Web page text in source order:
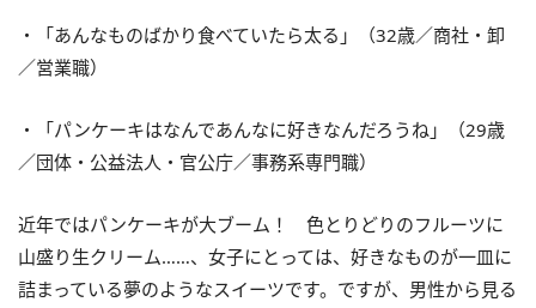
・「あんなものばかり食べていたら太る」（32歳／商社・卸
／営業職）
・「パンケーキはなんであんなに好きなんだろうね」（29歳
／団体・公益法人・官公庁／事務系専門職）
近年ではパンケーキが大ブーム！ 色とりどりのフルーツに
山盛り生クリーム……、女子にとっては、好きなものが一皿に
詰まっている夢のようなスイーツです。ですが、男性から見る